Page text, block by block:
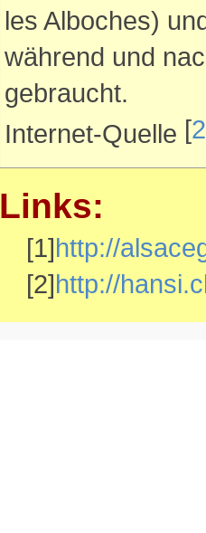
les Alboches)
während und
gebraucht.
Internet-Quelle [2
Links:
[1]http://
[2]http://